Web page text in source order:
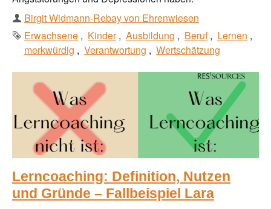
Autor
Birgit Widmann-Rebay von Ehrenwiesen
Schlagworte
Erwachsene Kinder Ausbildung Beruf
Lernen
merkwürdig
Verantwortung Wertschätzung
Lerncoaching: Definition, Nutzen
und Gründe – Fallbeispiel Lara